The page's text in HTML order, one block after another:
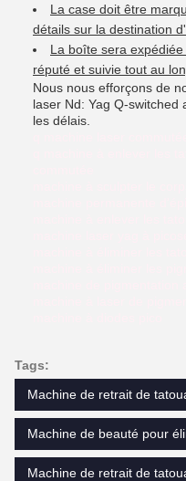
La case doit être
détails sur la destination
La boîte sera
réputé et suivie tout au
Nous nous efforçons de
laser Nd: Yag Q-
les délais.
Tags:
Machine de retrait de
Machine de beauté pour
Machine de retrait de